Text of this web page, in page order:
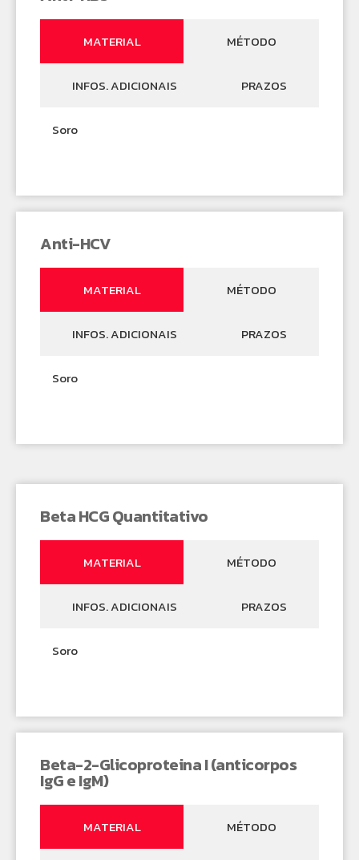
MATERIAL MÉTODO
INFOS. ADICIONAIS PRAZOS
Soro
Anti-HCV
MATERIAL MÉTODO
INFOS. ADICIONAIS PRAZOS
Soro
Beta HCG Quantitativo
MATERIAL MÉTODO
INFOS. ADICIONAIS PRAZOS
Soro
Beta-2-Glicoproteina I (anticorpos
IgG e IgM)
MATERIAL MÉTODO